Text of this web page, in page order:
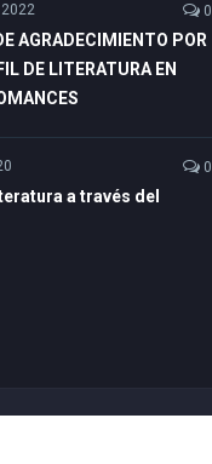
0
AGRADECIMIENTO POR
DE LITERATURA EN
0
a través del